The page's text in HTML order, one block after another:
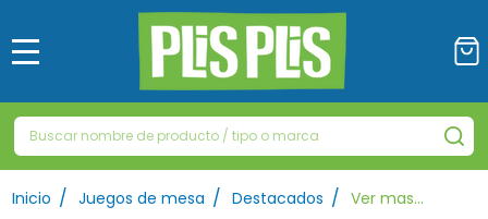
Buscar
Inicio / Juegos de mesa / Destacados / Ver mas…